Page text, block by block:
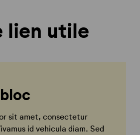
lien utile
sit amet, consectetur
id vehicula diam. Sed